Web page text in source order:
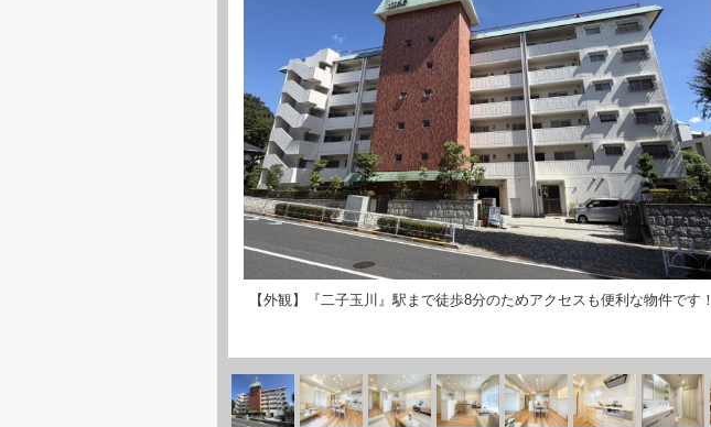
【外観】『二子玉川』駅まで徒歩8分のためアクセスも便利な物件です！